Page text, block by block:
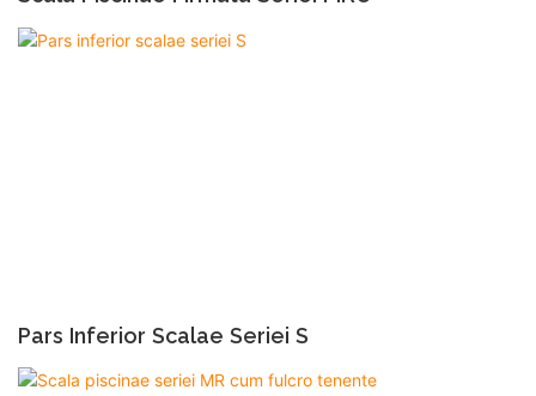
Pars Inferior Scalae Seriei S